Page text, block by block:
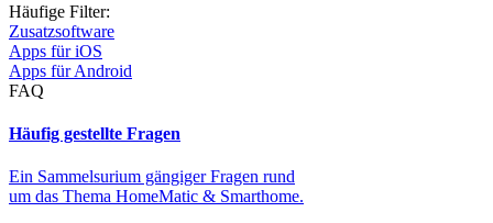
Häufige Filter:
Zusatzsoftware
Apps für iOS
Apps für Android
FAQ
Häufig gestellte Fragen
Ein Sammelsurium gängiger Fragen rund
um das Thema HomeMatic & Smarthome.